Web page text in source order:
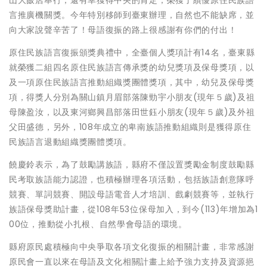
言推廣機關獎。今年特別移師到臺東辦理，自然也不能缺席，並
向大家說聲辛苦了！母語復振的路上很感謝有你們的付出！
原住民族語言復振頒獎典禮中，全臺個人獎項計有14名，臺東縣
就榮獲二組四名原住民族語言傳承獎的幼兒獎項及保母獎項，以
及一項原住民族語言推動組織獎團體獎項，其中，幼兒及保母獎
項，得獎人分別為關山鎮月眉部落陳勁宇小朋友(現年５歲)及祖
母陳盈汝，以及東河鄉興昌部落田世鈺小朋友(現年５歲)及外祖
父田盛德，另外，108年成立的卑南族語推動組織則是獲得原住
民族語言退動組織獎團體獎項。
饒慶鈴表示，為了鼓勵講族語，縣府不僅設置獎勵金制度鼓勵縣
民考取族語能力認證，也積極辦理各項活動，包括族語創意隊呼
競賽、單詞競賽、開設母語電音人才培訓、戲劇競賽等，並執行
族語保母獎助計畫，從108年53位保母加入，到今(113)年增加為1
00位，推動從小扎根、自然學會母語的環境。
縣府原民處積極向中央爭取各項文化復振的相關計畫，非常感謝
原民會一直以來在母語及文化相關計畫上給予強力支持及資源挹